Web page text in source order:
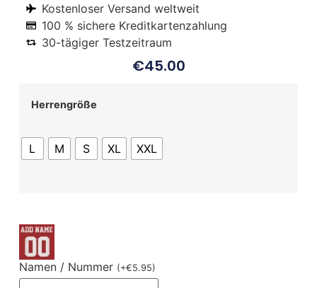
Kostenloser Versand weltweit
100 % sichere Kreditkartenzahlung
30-tägiger Testzeitraum
€45.00
Herrengröße
L M S XL XXL
Namen / Nummer (+€5.95)